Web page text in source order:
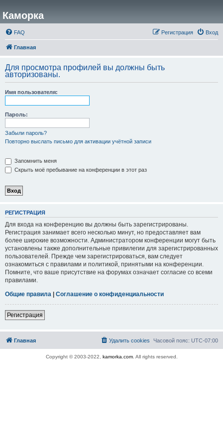
Каморка
FAQ Вход
Регистрация
Главная
Для просмотра профилей вы должны быть
авторизованы.
Имя пользователя:
Пароль:
Забыли пароль?
Повторно выслать письмо для активации учётной записи
Запомнить меня
Скрыть моё пребывание на конференции в этот раз
РЕГИСТРАЦИЯ
Для входа на конференцию вы должны быть зарегистрированы.
Регистрация занимает всего несколько минут, но предоставляет вам
более широкие возможности. Администратором конференции могут быть
установлены также дополнительные привилегии для зарегистрированных
пользователей. Прежде чем зарегистрироваться, вам следует
ознакомиться с правилами и политикой, принятыми на конференции.
Помните, что ваше присутствие на форумах означает согласие со всеми
правилами.
Общие правила | Соглашение о конфиденциальности
Регистрация
Главная Часовой пояс: UTC-07:00
Удалить cookies
Copyright © 2003-2022, kamorka.com. All rights reserved.